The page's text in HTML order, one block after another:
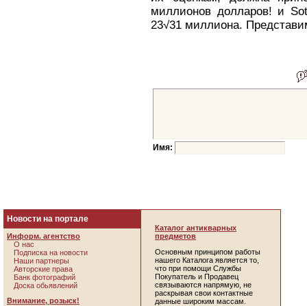
миллионов долларов! и
23√31 миллиона.
Имя:
Новости на портале
Информ. агентство
О нас
Подписка на новости
Наши партнеры
Авторские права
Банк фотографий
Доска обьявлений
Внимание, розыск!
Каталог антикварных
предметов
Основным принципом работы
нашего Каталога является то,
что при помощи Службы
Покупатель и Продавец
связываются напрямую, не
раскрывая свои контактные
данные широким массам.